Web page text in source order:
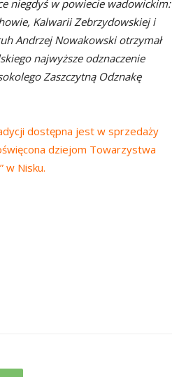
niegdyś w powiecie wadowickim:
Kalwarii Zebrzydowskiej i
Andrzej Nowakowski otrzymał
najwyższe odznaczenie
Zaszczytną Odznakę
dostępna jest w sprzedaży
dziejom Towarzystwa
w Nisku.